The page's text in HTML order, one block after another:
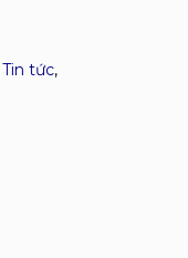
Tin tức,